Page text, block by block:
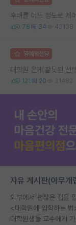
후배를 어느 정도로 케
78 34 43138
명예의전당
대학원 온게 잘못된 선
121 20 31482
자유 게시판(아무개
외부에서 괜찮은 랩을
<대학원에 입학하는 법